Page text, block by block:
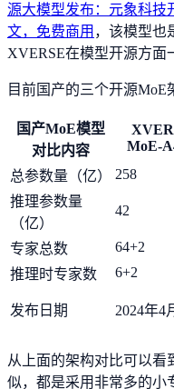
源大模型发布：元象科技
文，免费商用 ，该模型也
XVERSE在模型开源方面
目前国产的三个开源MoE
国产MoE模型
对比内容
MoE-
总参数量（亿）
258
推理参数量
（亿）
42
专家总数 64+2
推理时专家数
6+2
发布日期 2024年4
从上面的架构对比可以看
似，都是采用非常多的小